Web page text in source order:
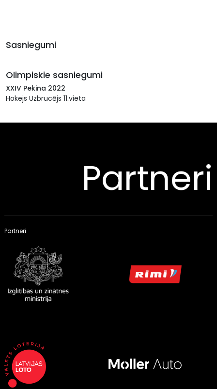
Sasniegumi
Olimpiskie sasniegumi
XXIV Pekina 2022
Hokejs Uzbrucējs 11.vieta
Partneri
Partneri